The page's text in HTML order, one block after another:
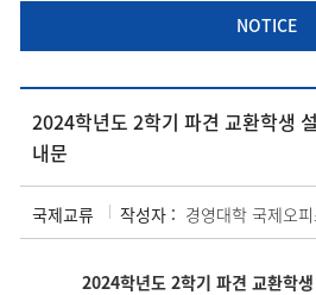
NOTICE
2024학년도 2학기 파견 교환학생
내문
국제교류 작성자 : 경영대학 국제오
2024학년도 2학기 파견 교환학